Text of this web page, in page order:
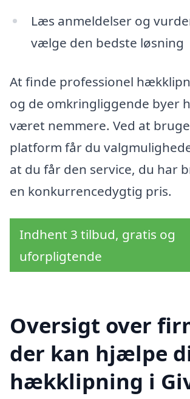
Læs anmeldelser og
vælge den bedste løsning
At finde professionel
og de omkringliggende byer
været nemmere. Ved at
platform får du
at du får den service, du har
en konkurrencedygtig pris.
Indhent 3 tilbud, gratis og
uforpligtende
Oversigt over
der kan hjælpe
hækklipning i